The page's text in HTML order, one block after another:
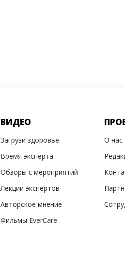
ВИДЕО
Загрузи здоровье
Время эксперта
Обзоры с мероприятий
Лекции экспертов
Авторское мнение
Фильмы EverCare
О нас